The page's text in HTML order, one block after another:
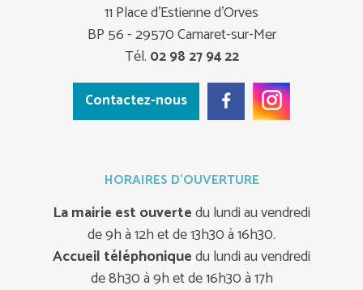
11 Place d'Estienne d'Orves
BP 56 - 29570 Camaret-sur-Mer
Tél. 02 98 27 94 22
Contactez-nous
HORAIRES D'OUVERTURE
La mairie est ouvertedu lundi au vendredi
de 9h à 12h et de 13h30 à 16h30.
Accueil téléphoniquedu lundi au vendredi
de 8h30 à 9h et de 16h30 à 17h